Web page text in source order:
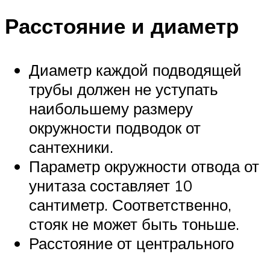
Расстояние и диаметр
Диаметр каждой подводящей
трубы должен не уступать
наибольшему размеру
окружности подводок от
сантехники.
Параметр окружности отвода от
унитаза составляет 10
сантиметр. Соответственно,
стояк не может быть тоньше.
Расстояние от центрального